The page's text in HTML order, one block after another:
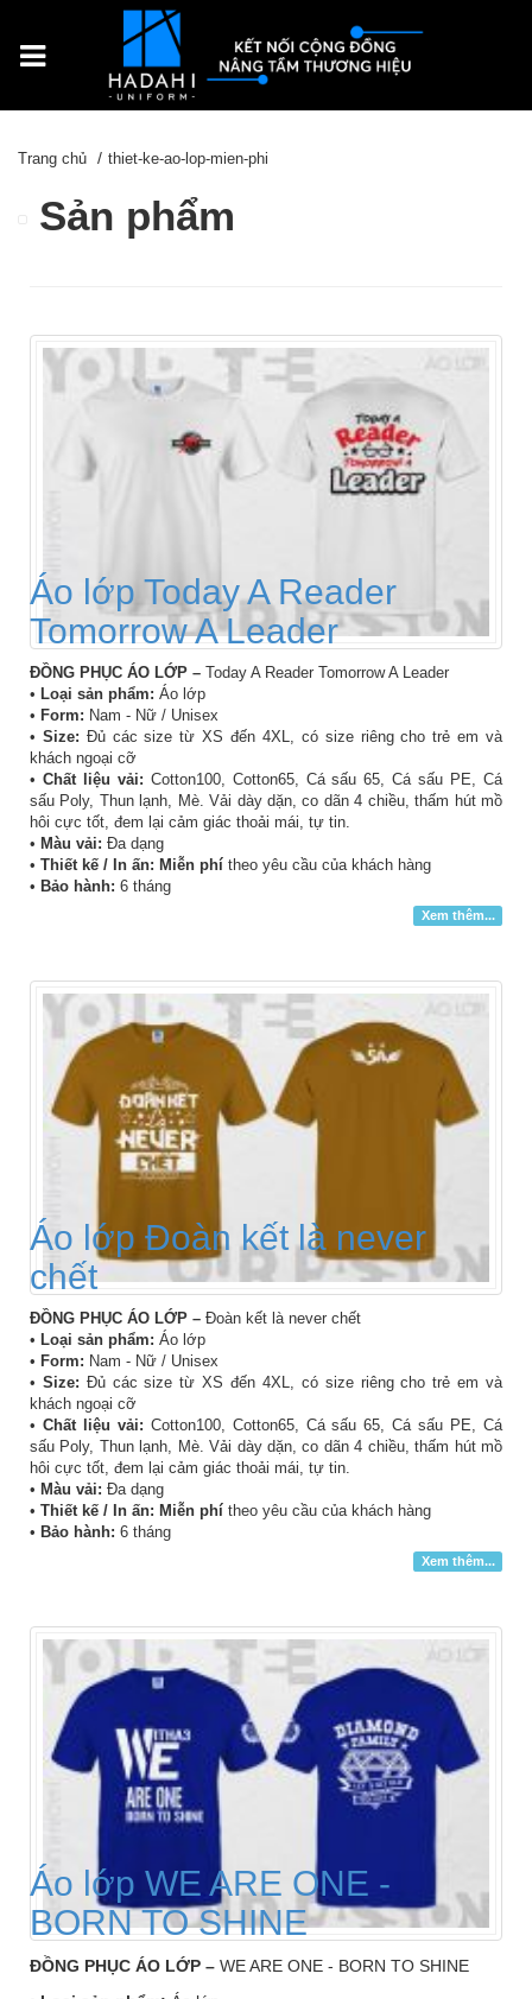
Trang chủ thiet-ke-ao-lop-mien-phi
Sản phẩm
Áo lớp Today A Reader
Tomorrow A Leader
ĐỒNG PHỤC ÁO LỚP – Today A Reader Tomorrow A Leader
• Loại sản phẩm: Áo lớp
• Form: Nam - Nữ / Unisex
• Size: Đủ các size từ XS đến 4XL, có size riêng cho trẻ em và
khách ngoại cỡ
• Chất liệu vải: Cotton100, Cotton65, Cá sấu 65, Cá sấu PE, Cá
sấu Poly, Thun lạnh, Mè. Vải dày dặn, co dãn 4 chiều, thấm hút mồ
hôi cực tốt, đem lại cảm giác thoải mái, tự tin.
• Màu vải: Đa dạng
• Thiết kế / In ấn: Miễn phí theo yêu cầu của khách hàng
• Bảo hành: 6 tháng
Xem thêm...
Áo lớp Đoàn kết là never
chết
ĐỒNG PHỤC ÁO LỚP – Đoàn kết là never chết
• Loại sản phẩm: Áo lớp
• Form: Nam - Nữ / Unisex
• Size: Đủ các size từ XS đến 4XL, có size riêng cho trẻ em và
khách ngoại cỡ
• Chất liệu vải: Cotton100, Cotton65, Cá sấu 65, Cá sấu PE, Cá
sấu Poly, Thun lạnh, Mè. Vải dày dặn, co dãn 4 chiều, thấm hút mồ
hôi cực tốt, đem lại cảm giác thoải mái, tự tin.
• Màu vải: Đa dạng
• Thiết kế / In ấn: Miễn phí theo yêu cầu của khách hàng
• Bảo hành: 6 tháng
Xem thêm...
Áo lớp WE ARE ONE -
BORN TO SHINE
ĐỒNG PHỤC ÁO LỚP – WE ARE ONE - BORN TO SHINE